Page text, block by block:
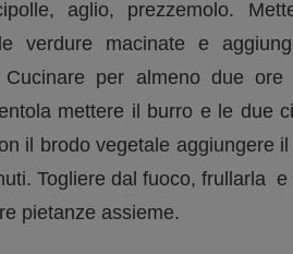
aglio, prezzemolo.
verdure macinate e
per almeno due
mettere il burro e le due
il brodo vegetale aggiungere
Togliere dal fuoco, frullarla e
pietanze assieme.